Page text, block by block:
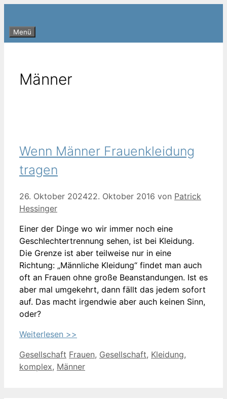
springen
Menü
Männer
Wenn Männer Frauenkleidung
tragen
26. Oktober 202422. Oktober 2016 von Patrick
Hessinger
Einer der Dinge wo wir immer noch eine
Geschlechtertrennung sehen, ist bei Kleidung.
Die Grenze ist aber teilweise nur in eine
Richtung: „Männliche Kleidung“ findet man auch
oft an Frauen ohne große Beanstandungen. Ist es
aber mal umgekehrt, dann fällt das jedem sofort
auf. Das macht irgendwie aber auch keinen Sinn,
oder?
Weiterlesen
Kategorien
Gesellschaft Schlagwörter
Frauen, Gesellschaft, Kleidung,
komplex, Männer